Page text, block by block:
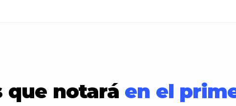
que notará en el